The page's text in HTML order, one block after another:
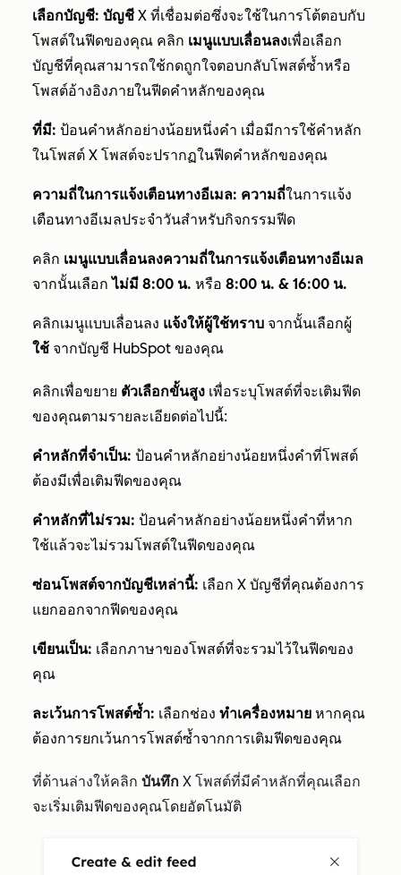
เลือกบัญชี: บัญชี X ที่เชื่อมต่อซึ่งจะใช้ในการโต้ตอบกับ
โพสต์ในฟีดของคุณ คลิก เมนูแบบเลื่อนลงเพื่อเลือก
บัญชีที่คุณสามารถใช้กดถูกใจตอบกลับโพสต์ซ้ำหรือ
โพสต์อ้างอิงภายในฟีดคำหลักของคุณ
ที่มี: ป้อนคำหลักอย่างน้อยหนึ่งคำ เมื่อมีการใช้คำหลัก
ในโพสต์ X โพสต์จะปรากฏในฟีดคำหลักของคุณ
ความถี่ในการแจ้งเตือนทางอีเมล: ความถี่ในการแจ้ง
เตือนทางอีเมลประจำวันสำหรับกิจกรรมฟีด
คลิก เมนูแบบเลื่อนลงความถี่ในการแจ้งเตือนทางอีเมล
จากนั้นเลือกไม่มี 8:00 น. หรือ 8:00 น. & 16:00 น.
คลิกเมนูแบบเลื่อนลง แจ้งให้ผู้ใช้ทราบ จากนั้นเลือกผู้
ใช้ จากบัญชี HubSpot ของคุณ
คลิกเพื่อขยาย ตัวเลือกขั้นสูง เพื่อระบุโพสต์ที่จะเติมฟีด
ของคุณตามรายละเอียดต่อไปนี้:
คำหลักที่จำเป็น: ป้อนคำหลักอย่างน้อยหนึ่งคำที่โพสต์
ต้องมีเพื่อเติมฟีดของคุณ
คำหลักที่ไม่รวม: ป้อนคำหลักอย่างน้อยหนึ่งคำที่หาก
ใช้แล้วจะไม่รวมโพสต์ในฟีดของคุณ
ซ่อนโพสต์จากบัญชีเหล่านี้: เลือก X บัญชีที่คุณต้องการ
แยกออกจากฟีดของคุณ
เขียนเป็น: เลือกภาษาของโพสต์ที่จะรวมไว้ในฟีดของ
คุณ
ละเว้นการโพสต์ซ้ำ: เลือกช่อง ทำเครื่องหมาย หากคุณ
ต้องการยกเว้นการโพสต์ซ้ำจากการเติมฟีดของคุณ
ที่ด้านล่างให้คลิก บันทึก X โพสต์ที่มีคำหลักที่คุณเลือก
จะเริ่มเติมฟีดของคุณโดยอัตโนมัติ